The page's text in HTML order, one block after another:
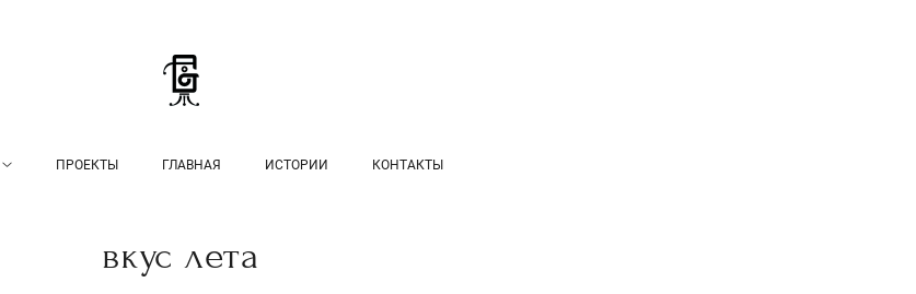
ПРОЕКТЫ ГЛАВНАЯ ИСТОРИИ КОНТАКТЫ
вкус лета